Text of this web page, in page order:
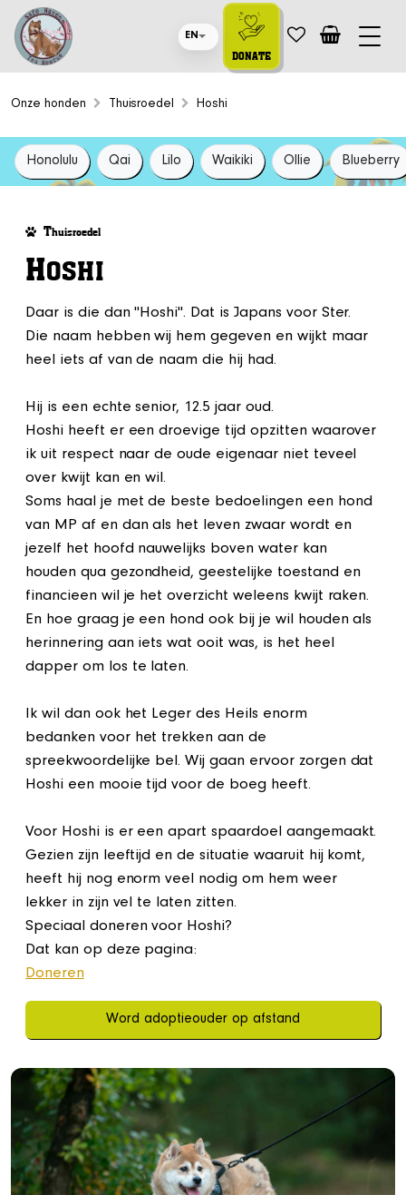
EN
DONATE
Onze honden Thuisroedel Hoshi
Honolulu Qai Lilo Waikiki Ollie Blueberry
Thuisroedel
HOSHI
Daar is die dan "Hoshi". Dat is Japans voor Ster.
Die naam hebben wij hem gegeven en wijkt maar
heel iets af van de naam die hij had.
Hij is een echte senior, 12.5 jaar oud.
Hoshi heeft er een droevige tijd opzitten waarover
ik uit respect naar de oude eigenaar niet teveel
over kwijt kan en wil.
Soms haal je met de beste bedoelingen een hond
van MP af en dan als het leven zwaar wordt en
jezelf het hoofd nauwelijks boven water kan
houden qua gezondheid, geestelijke toestand en
financieen wil je het overzicht weleens kwijt raken.
En hoe graag je een hond ook bij je wil houden als
herinnering aan iets wat ooit was, is het heel
dapper om los te laten.
Ik wil dan ook het Leger des Heils enorm
bedanken voor het trekken aan de
spreekwoordelijke bel. Wij gaan ervoor zorgen dat
Hoshi een mooie tijd voor de boeg heeft.
Voor Hoshi is er een apart spaardoel aangemaakt.
Gezien zijn leeftijd en de situatie waaruit hij komt,
heeft hij nog enorm veel nodig om hem weer
lekker in zijn vel te laten zitten.
Speciaal doneren voor Hoshi?
Dat kan op deze pagina:
Doneren
Word adoptieouder op afstand